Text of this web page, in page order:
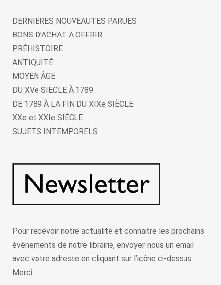
DERNIERES NOUVEAUTES PARUES
BONS D'ACHAT A OFFRIR
PRÉHISTOIRE
ANTIQUITÉ
MOYEN ÂGE
DU XVe SIECLE À 1789
DE 1789 À LA FIN DU XIXe SIÈCLE
XXe et XXIe SIÈCLE
SUJETS INTEMPORELS
Pour recevoir notre actualité et connaitre les prochains
évènements de notre librairie, envoyer-nous un email
avec votre adresse en cliquant sur l’icône ci-dessus.
Merci.